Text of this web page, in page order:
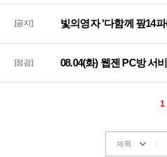
[공지] 빛의영자 '다함께 팦14
[점검] 08.04(화) 웹젠 PC방 서
1